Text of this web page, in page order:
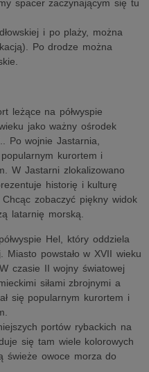
spacer zaczynającym się tu
i po plaży, można
Po drodze można
leżące na półwyspie
jako ważny ośrodek
Po wojnie Jastarnia,
kurortem i
W Jastarni zlokalizowano
historię i kulturę
Chcąc zobaczyć piękny widok
latarnię morską.
Hel, który oddziela
powstało w XVII wieku
czasie II wojny światowej
siłami zbrojnymi a
się popularnym kurortem i
portów rybackich na
się tam wiele kolorowych
świeże owoce morza do